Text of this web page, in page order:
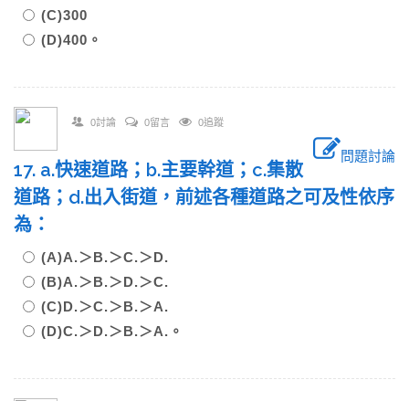
(C)300
(D)400。
0討論 0留言 0追蹤
問題討論
17. a.快速道路；b.主要幹道；c.集散
道路；d.出入街道，前述各種道路之可及性依序
為：
(A)A.＞B.＞C.＞D.
(B)A.＞B.＞D.＞C.
(C)D.＞C.＞B.＞A.
(D)C.＞D.＞B.＞A.。